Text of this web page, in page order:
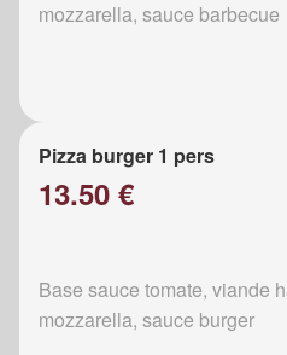
mozzarella, sauce barbecue
Pizza burger 1 pers
13.50 €
Base sauce tomate, viande
mozzarella, sauce burger